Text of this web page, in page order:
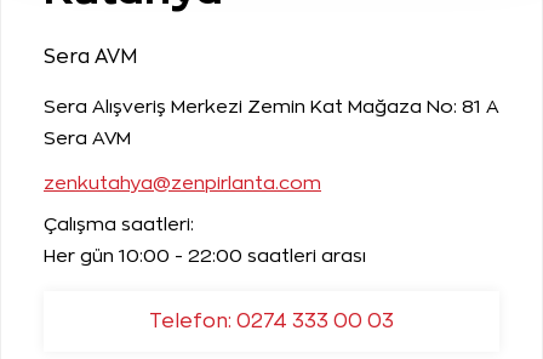
Sera AVM
Sera Alışveriş Merkezi Zemin Kat Mağaza No: 81 A
Sera AVM
zenkutahya@zenpirlanta.com
Çalışma saatleri:
Her gün 10:00 - 22:00 saatleri arası
Telefon: 0274 333 00 03